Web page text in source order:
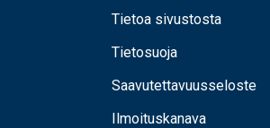
Tietoa sivustosta
Tietosuoja
Saavutettavuusseloste
Ilmoituskanava